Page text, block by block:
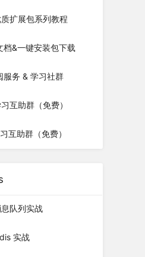
扩展包系列教程
档&一键安装包下载
服务 & 学习社群
互助群（免费）
互助群（免费）
队列实战
实战